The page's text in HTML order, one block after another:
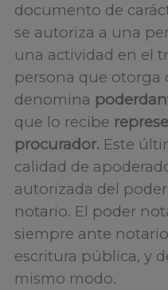
documento de
se autoriza a una
una actividad en el
persona que otorga
denomina
que lo recibe
procurador. Este
calidad de
autorizada del
notario. El poder
siempre ante
escritura pública, y
mismo modo.